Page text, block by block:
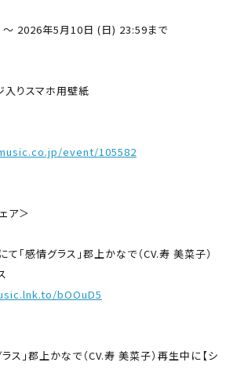
2026年5月10日 (日) 23:59まで
入りスマホ用壁紙
event/105582
ア＞
「感情グラス」郡上かなで（CV.寿 美菜子）
bOOuD5
ス」郡上かなで（CV.寿 美菜子）再生中に【シ